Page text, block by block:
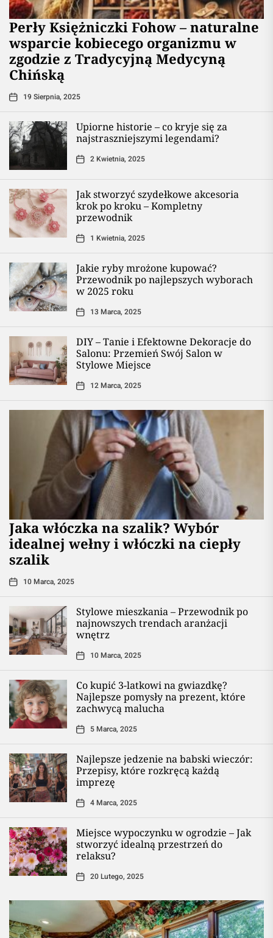
Perły Księżniczki Fohow – naturalne
wsparcie kobiecego organizmu w
zgodzie z Tradycyjną Medycyną
Chińską
19 Sierpnia, 2025
Upiorne historie – co kryje się za
najstraszniejszymi legendami?
2 Kwietnia, 2025
Jak stworzyć szydełkowe akcesoria
krok po kroku – Kompletny
przewodnik
1 Kwietnia, 2025
Jakie ryby mrożone kupować?
Przewodnik po najlepszych wyborach
w 2025 roku
13 Marca, 2025
DIY – Tanie i Efektowne Dekoracje do
Salonu: Przemień Swój Salon w
Stylowe Miejsce
12 Marca, 2025
Jaka włóczka na szalik? Wybór
idealnej wełny i włóczki na ciepły
szalik
10 Marca, 2025
Stylowe mieszkania – Przewodnik po
najnowszych trendach aranżacji
wnętrz
10 Marca, 2025
Co kupić 3-latkowi na gwiazdkę?
Najlepsze pomysły na prezent, które
zachwycą malucha
5 Marca, 2025
Najlepsze jedzenie na babski wieczór:
Przepisy, które rozkręcą każdą
imprezę
4 Marca, 2025
Miejsce wypoczynku w ogrodzie – Jak
stworzyć idealną przestrzeń do
relaksu?
20 Lutego, 2025